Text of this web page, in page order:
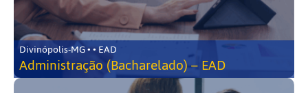
Divinópolis-MG • • EAD
Administração (Bacharelado) – EAD